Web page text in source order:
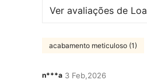
Ver avaliações de
acabamento meticuloso (1)
n***a 3 Feb,2026